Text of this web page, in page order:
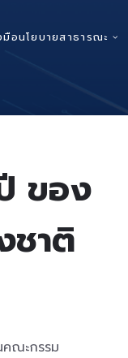
มือนโยบายสาธารณะ
ของ
ชาติ
ณะกรรม